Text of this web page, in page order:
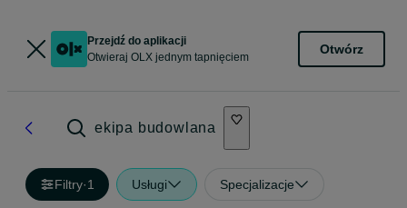
Przejdź do aplikacji
Otwieraj OLX jednym tapnięciem
Otwórz
ekipa budowlana
Filtry·1 Usługi Specjalizacje